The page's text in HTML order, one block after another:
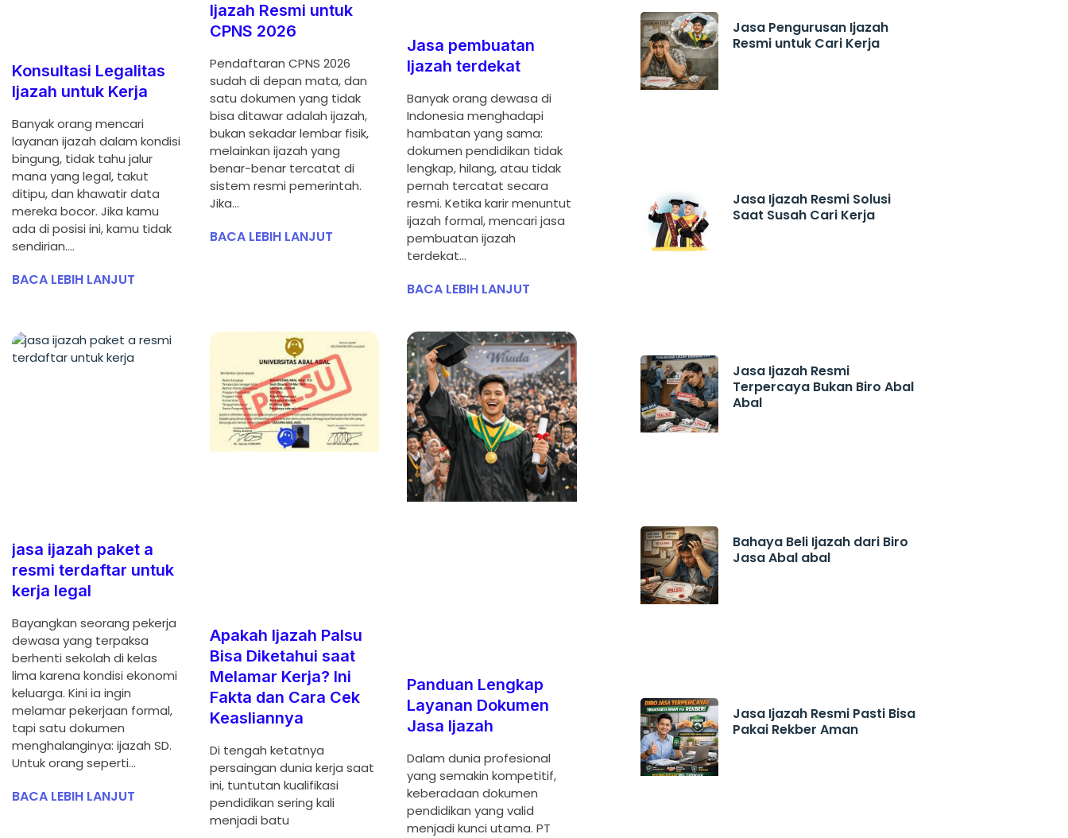
Konsultasi Legalitas
Ijazah untuk Kerja
Banyak orang mencari
layanan ijazah dalam kondisi
bingung, tidak tahu jalur
mana yang legal, takut
ditipu, dan khawatir data
mereka bocor. Jika kamu
ada di posisi ini, kamu tidak
sendirian.…
BACA LEBIH LANJUT
Ijazah Resmi untuk
CPNS 2026
Pendaftaran CPNS 2026
sudah di depan mata, dan
satu dokumen yang tidak
bisa ditawar adalah ijazah,
bukan sekadar lembar fisik,
melainkan ijazah yang
benar-benar tercatat di
sistem resmi pemerintah.
Jika…
BACA LEBIH LANJUT
Jasa pembuatan
Ijazah terdekat
Banyak orang dewasa di
Indonesia menghadapi
hambatan yang sama:
dokumen pendidikan tidak
lengkap, hilang, atau tidak
pernah tercatat secara
resmi. Ketika karir menuntut
ijazah formal, mencari jasa
pembuatan ijazah
terdekat…
BACA LEBIH LANJUT
jasa ijazah paket a
resmi terdaftar untuk
kerja legal
Bayangkan seorang pekerja
dewasa yang terpaksa
berhenti sekolah di kelas
lima karena kondisi ekonomi
keluarga. Kini ia ingin
melamar pekerjaan formal,
tapi satu dokumen
menghalanginya: ijazah SD.
Untuk orang seperti…
BACA LEBIH LANJUT
Apakah Ijazah Palsu
Bisa Diketahui saat
Melamar Kerja? Ini
Fakta dan Cara Cek
Keasliannya
Di tengah ketatnya
persaingan dunia kerja saat
ini, tuntutan kualifikasi
pendidikan sering kali
menjadi batu
Panduan Lengkap
Layanan Dokumen
Jasa Ijazah
Dalam dunia profesional
yang semakin kompetitif,
keberadaan dokumen
pendidikan yang valid
menjadi kunci utama. PT
Jasa Pengurusan Ijazah
Resmi untuk Cari Kerja
Jasa Ijazah Resmi Solusi
Saat Susah Cari Kerja
Jasa Ijazah Resmi
Terpercaya Bukan Biro Abal
Abal
Bahaya Beli Ijazah dari Biro
Jasa Abal abal
Jasa Ijazah Resmi Pasti Bisa
Pakai Rekber Aman